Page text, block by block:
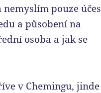
pouze účes
a působení na
osoba a jak se
v Chemingu, jinde